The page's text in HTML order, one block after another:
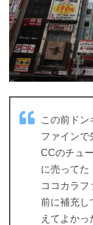
この前ドン
ファインで
CCのチュ
に売ってた
ココカラフ
前に補充し
えてよかっ